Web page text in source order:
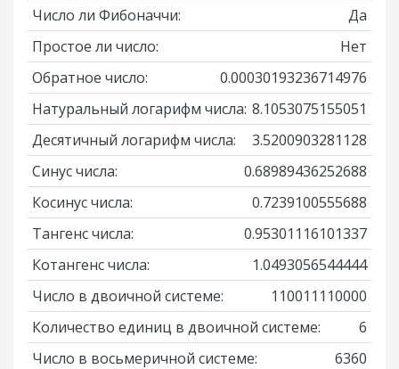
Число ли Фибоначчи:
Да
Простое ли число:
Нет
Обратное число:
0.00030193236714976
Натуральный логарифм числа: 8.1053075155051
Десятичный логарифм числа:
3.5200903281128
Синус числа:
0.68989436252688
Косинус числа:
0.7239100555688
Тангенс числа:
0.95301116101337
Котангенс числа:
1.0493056544444
Число в двоичной системе:
110011110000
Количество единиц в двоичной системе:
6
Число в восьмеричной системе:
6360